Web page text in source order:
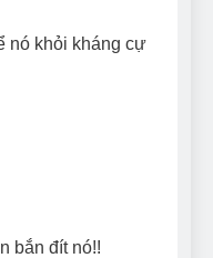
nó khỏi kháng cự
bắn đít nó!!